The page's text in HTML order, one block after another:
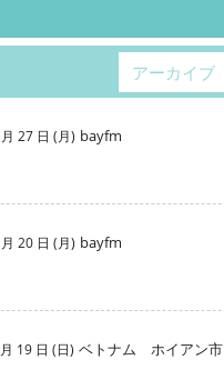
アーカイブ
27 日 (月) bayfm
20 日 (月) bayfm
19 日 (日) ベトナム ホイアン市